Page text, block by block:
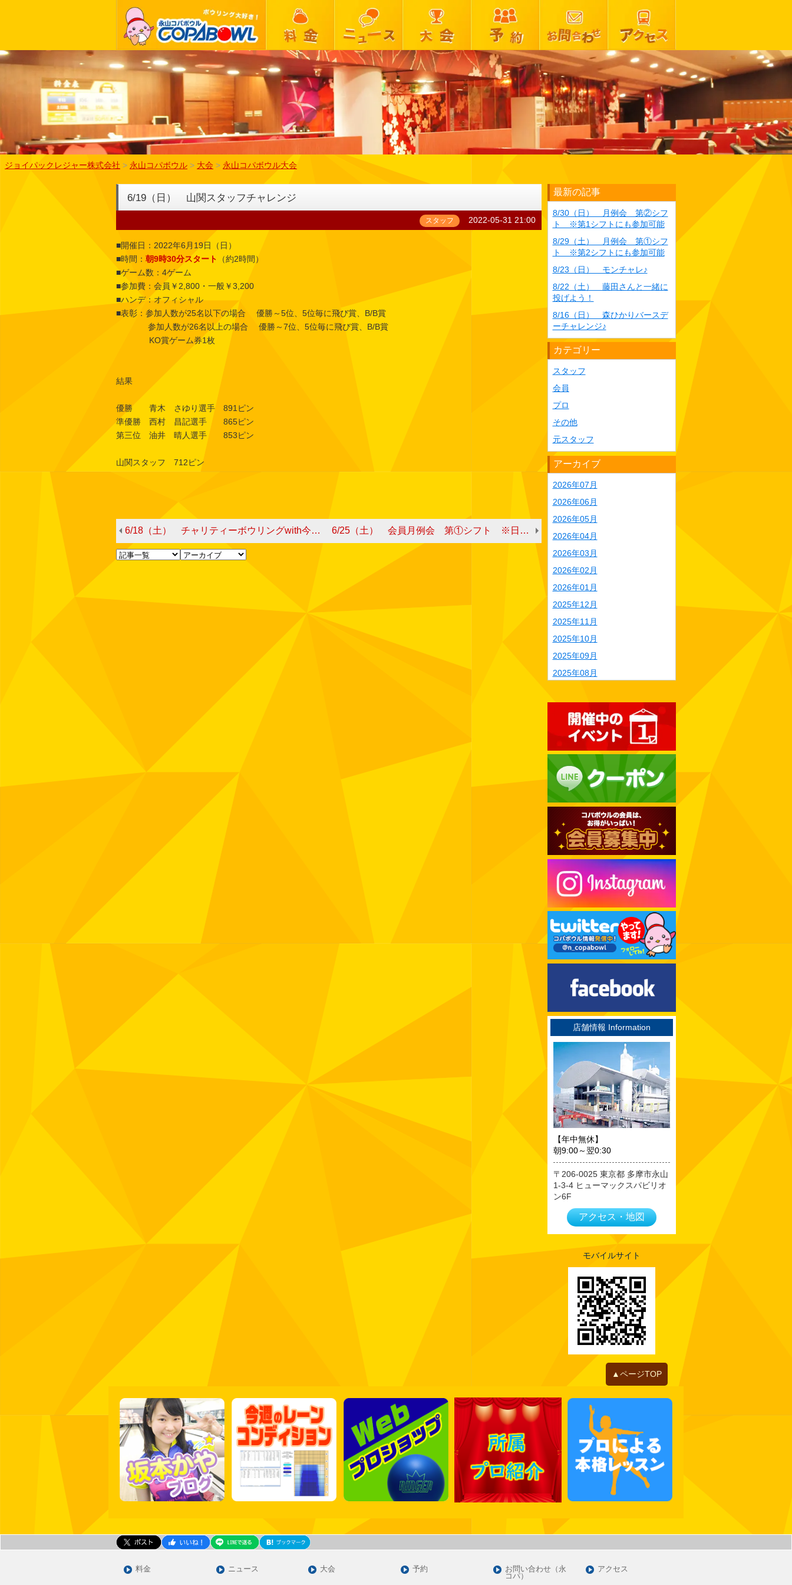
ジョイパックレジャー株式会社 > 永山コパボウル > 大会 > 永山コパボウル大会
6/19（日） 山関スタッフチャレンジ
スタッフ 2022-05-31 21:00
■開催日：2022年6月19日（日）
■時間： 朝9時30分スタート
（約2時間）
■ゲーム数：4ゲーム
■参加費：会員￥2,800・一般￥3,200
■ハンデ：オフィシャル
■表彰：参加人数が25名以下の場合 優勝～5位、5位毎に飛び賞、B/B賞
参加人数が26名以上の場合 優勝～7位、5位毎に飛び賞、B/B賞
KO賞ゲーム券1枚
結果
優勝 青木 さゆり選手 891ピン
準優勝 西村 昌記選手 865ピン
第三位 油井 晴人選手 853ピン
山関スタッフ 712ピン
6/18（土） チャリティーボウリングwith今泉プロ・中村スタッフ 6/25（土） 会員月例会 第①シフト ※日曜日の月例会にも参加可能
最新の記事
8/30（日） 月例会 第②シフ
ト ※第1シフトにも参加可能
8/29（土） 月例会 第①シフ
ト ※第2シフトにも参加可能
8/23（日） モンチャレ♪
8/22（土） 藤田さんと一緒に
投げよう！
8/16（日） 森ひかりバースデ
ーチャレンジ♪
カテゴリー
スタッフ
会員
プロ
その他
元スタッフ
アーカイブ
2026年07月
2026年06月
2026年05月
2026年04月
2026年03月
2026年02月
2026年01月
2025年12月
2025年11月
2025年10月
2025年09月
2025年08月
2025年05月
2025年04月
2025年03月
2025年02月
2025年01月
2024年12月
2024年11月
2024年10月
2024年09月
2024年08月
2024年07月
2024年06月
2024年05月
2024年04月
2024年03月
2024年02月
2024年01月
2023年12月
2023年11月
2023年10月
2023年09月
2023年08月
2023年07月
2023年06月
2023年05月
2023年04月
2023年02月
2023年01月
2022年12月
2022年11月
2022年10月
2022年08月
2022年07月
2022年06月
2022年05月
2022年04月
2022年01月
2021年11月
2021年10月
2021年09月
2021年07月
2021年06月
2021年05月
2021年01月
店舗情報 Information
【年中無休】
朝9:00～翌0:30
206-0025 東京都 多摩市永山
1-3-4 ヒューマックスパビリオ
ン6F
アクセス・地図
モバイルサイト
▲ページTOP
料金 ニュース 大会 予約
お問い合わせ（永
コパ）
アクセス